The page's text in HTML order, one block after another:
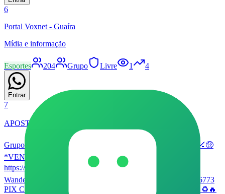
6
Portal Voxnet - Guaíra
Mídia e informação
Esportes 204 Grupo Livre 1 4
Entrar
7
APOSTAS/PALPITES GREEN ⚽🏀💸🤑
Grupo relacionado há Palpites e apostas Esportivas ⚽🏃🏻‍♂️🏀🏒🤑
*VENHA APOSTA CONOSCO* Link da banca: 🤑.
https://greenbets1.site 🔥 greenbets1.net 🏆🤑🔥📱 ADM 👨
Wanderley gerente e colaborador 🤑celular 📲 +55 11 91973-6773
PIX CNPJ : 26294671000104 🤑 +55 11 91973-6773 🤑🤑🎯♻️🔥